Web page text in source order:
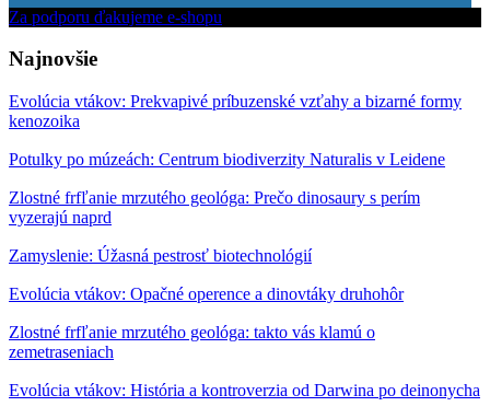
Za podporu ďakujeme e-shopu
Najnovšie
Evolúcia vtákov: Prekvapivé príbuzenské vzťahy a bizarné formy
kenozoika
Potulky po múzeách: Centrum biodiverzity Naturalis v Leidene
Zlostné frfľanie mrzutého geológa: Prečo dinosaury s perím
vyzerajú naprd
Zamyslenie: Úžasná pestrosť biotechnológií
Evolúcia vtákov: Opačné operence a dinovtáky druhohôr
Zlostné frfľanie mrzutého geológa: takto vás klamú o
zemetraseniach
Evolúcia vtákov: História a kontroverzia od Darwina po deinonycha